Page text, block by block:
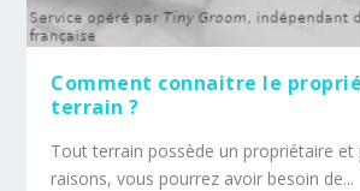
Comment connaitre le
terrain ?
Tout terrain possède un propriétaire et
raisons, vous pourrez avoir besoin de...